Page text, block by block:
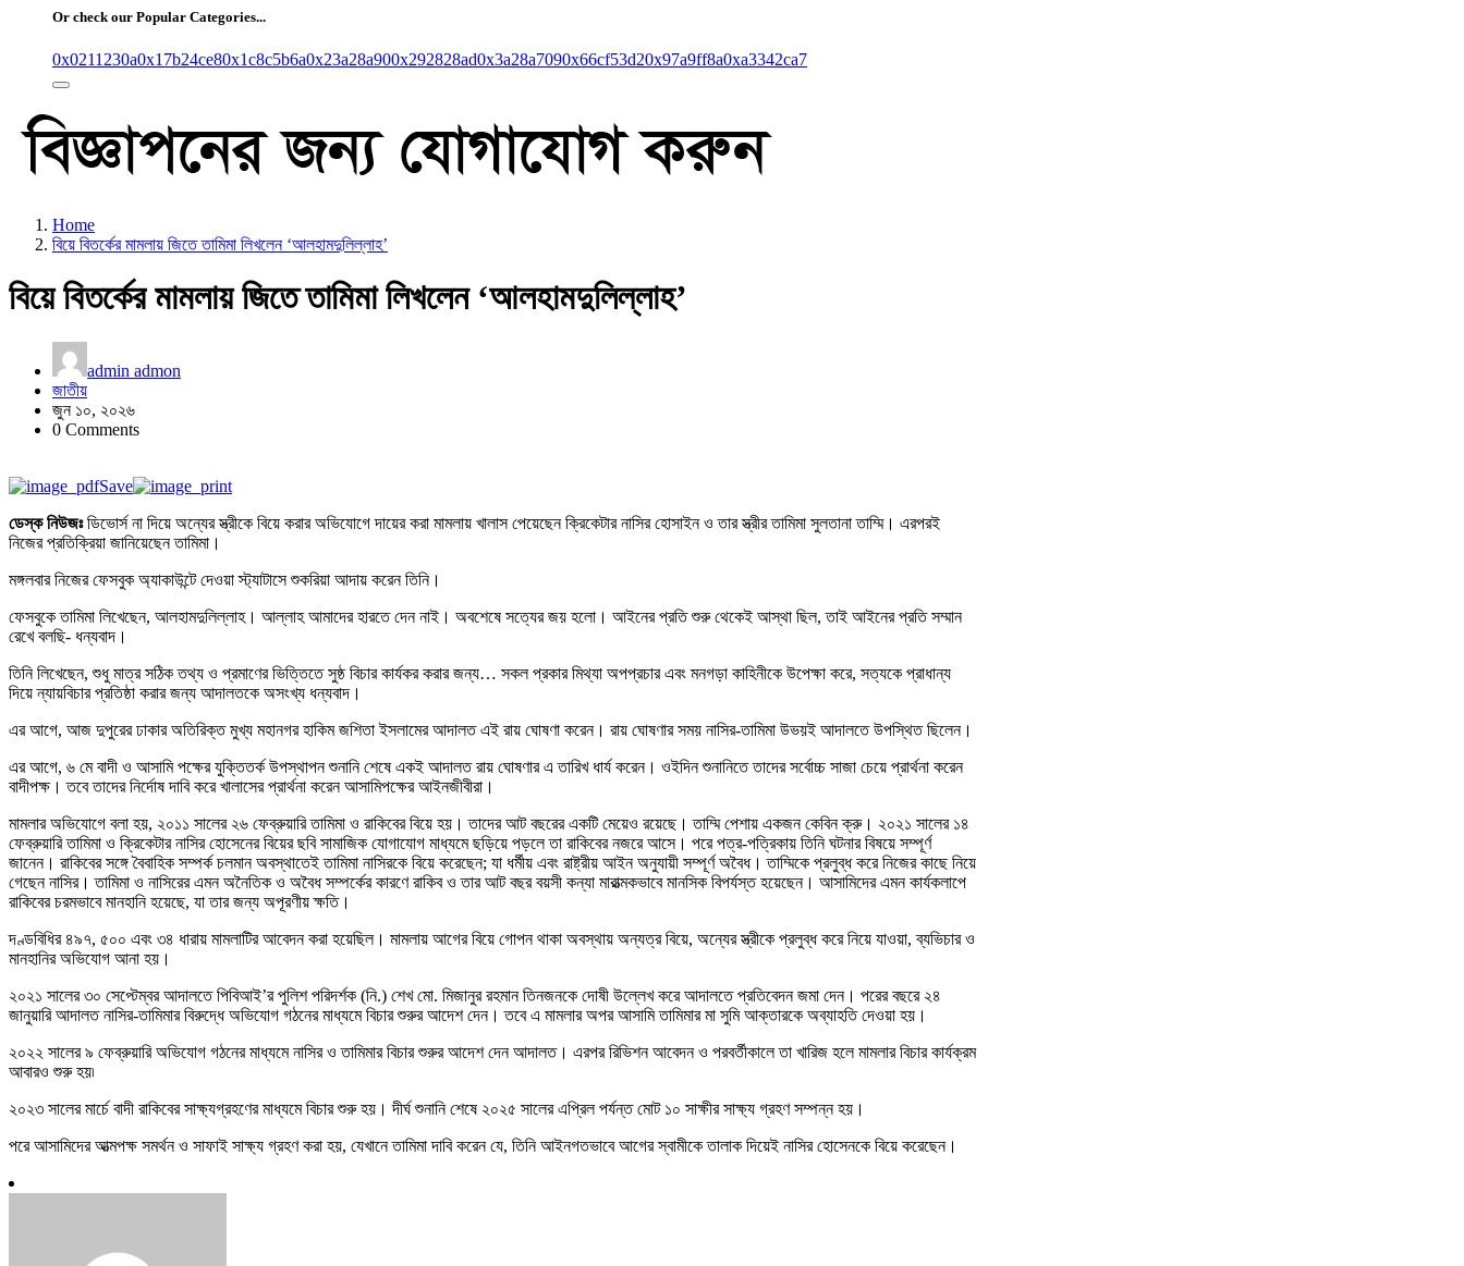
Or check our Popular Categories...
0x0211230a0x17b24ce80x1c8c5b6a0x23a28a900x292828ad0x3a28a7090x66cf53d20x97a9ff8a0xa3342ca7
Home
বিয়ে বিতর্কের মামলায় জিতে তামিমা লিখলেন ‘আলহামদুলিল্লাহ’
বিয়ে বিতর্কের মামলায় জিতে তামিমা লিখলেন ‘আলহামদুলিল্লাহ’
admin admon
জাতীয়
জুন ১০, ২০২৬
0 Comments
Save
ডেস্ক নিউজঃডিভোর্স না দিয়ে অন্যের স্ত্রীকে বিয়ে করার অভিযোগে দায়ের করা মামলায় খালাস পেয়েছেন ক্রিকেটার নাসির হোসাইন ও তার স্ত্রীর তামিমা সুলতানা তাম্মি। এরপরই
নিজের প্রতিক্রিয়া জানিয়েছেন তামিমা।
মঙ্গলবার নিজের ফেসবুক অ্যাকাউন্টে দেওয়া স্ট্যাটাসে শুকরিয়া আদায় করেন তিনি।
ফেসবুকে তামিমা লিখেছেন, আলহামদুলিল্লাহ। আল্লাহ আমাদের হারতে দেন নাই। অবশেষে সত্যের জয় হলো। আইনের প্রতি শুরু থেকেই আস্থা ছিল, তাই আইনের প্রতি সম্মান
রেখে বলছি- ধন্যবাদ।
তিনি লিখেছেন, শুধু মাত্র সঠিক তথ্য ও প্রমাণের ভিত্তিতে সুষ্ঠ বিচার কার্যকর করার জন্য… সকল প্রকার মিথ্যা অপপ্রচার এবং মনগড়া কাহিনীকে উপেক্ষা করে, সত্যকে প্রাধান্য
দিয়ে ন্যায়বিচার প্রতিষ্ঠা করার জন্য আদালতকে অসংখ্য ধন্যবাদ।
এর আগে, আজ দুপুরের ঢাকার অতিরিক্ত মুখ্য মহানগর হাকিম জশিতা ইসলামের আদালত এই রায় ঘোষণা করেন। রায় ঘোষণার সময় নাসির-তামিমা উভয়ই আদালতে উপস্থিত ছিলেন।
এর আগে, ৬ মে বাদী ও আসামি পক্ষের যুক্তিতর্ক উপস্থাপন শুনানি শেষে একই আদালত রায় ঘোষণার এ তারিখ ধার্য করেন। ওইদিন শুনানিতে তাদের সর্বোচ্চ সাজা চেয়ে প্রার্থনা করেন
বাদীপক্ষ। তবে তাদের নির্দোষ দাবি করে খালাসের প্রার্থনা করেন আসামিপক্ষের আইনজীবীরা।
মামলার অভিযোগে বলা হয়, ২০১১ সালের ২৬ ফেব্রুয়ারি তামিমা ও রাকিবের বিয়ে হয়। তাদের আট বছরের একটি মেয়েও রয়েছে। তাম্মি পেশায় একজন কেবিন ক্রু। ২০২১ সালের ১৪
ফেব্রুয়ারি তামিমা ও ক্রিকেটার নাসির হোসেনের বিয়ের ছবি সামাজিক যোগাযোগ মাধ্যমে ছড়িয়ে পড়লে তা রাকিবের নজরে আসে। পরে পত্র-পত্রিকায় তিনি ঘটনার বিষয়ে সম্পূর্ণ
জানেন। রাকিবের সঙ্গে বৈবাহিক সম্পর্ক চলমান অবস্থাতেই তামিমা নাসিরকে বিয়ে করেছেন; যা ধর্মীয় এবং রাষ্ট্রীয় আইন অনুযায়ী সম্পূর্ণ অবৈধ। তাম্মিকে প্রলুব্ধ করে নিজের কাছে নিয়ে
গেছেন নাসির। তামিমা ও নাসিরের এমন অনৈতিক ও অবৈধ সম্পর্কের কারণে রাকিব ও তার আট বছর বয়সী কন্যা মারাত্মকভাবে মানসিক বিপর্যস্ত হয়েছেন। আসামিদের এমন কার্যকলাপে
রাকিবের চরমভাবে মানহানি হয়েছে, যা তার জন্য অপূরণীয় ক্ষতি।
দণ্ডবিধির ৪৯৭, ৫০০ এবং ৩৪ ধারায় মামলাটির আবেদন করা হয়েছিল। মামলায় আগের বিয়ে গোপন থাকা অবস্থায় অন্যত্র বিয়ে, অন্যের স্ত্রীকে প্রলুব্ধ করে নিয়ে যাওয়া, ব্যভিচার ও
মানহানির অভিযোগ আনা হয়।
২০২১ সালের ৩০ সেপ্টেম্বর আদালতে পিবিআই’র পুলিশ পরিদর্শক (নি.) শেখ মো. মিজানুর রহমান তিনজনকে দোষী উল্লেখ করে আদালতে প্রতিবেদন জমা দেন। পরের বছরে ২৪
জানুয়ারি আদালত নাসির-তামিমার বিরুদ্ধে অভিযোগ গঠনের মাধ্যমে বিচার শুরুর আদেশ দেন। তবে এ মামলার অপর আসামি তামিমার মা সুমি আক্তারকে অব্যাহতি দেওয়া হয়।
২০২২ সালের ৯ ফেব্রুয়ারি অভিযোগ গঠনের মাধ্যমে নাসির ও তামিমার বিচার শুরুর আদেশ দেন আদালত। এরপর রিভিশন আবেদন ও পরবর্তীকালে তা খারিজ হলে মামলার বিচার কার্যক্রম
আবারও শুরু হয়৷
২০২৩ সালের মার্চে বাদী রাকিবের সাক্ষ্যগ্রহণের মাধ্যমে বিচার শুরু হয়। দীর্ঘ শুনানি শেষে ২০২৫ সালের এপ্রিল পর্যন্ত মোট ১০ সাক্ষীর সাক্ষ্য গ্রহণ সম্পন্ন হয়।
পরে আসামিদের আত্মপক্ষ সমর্থন ও সাফাই সাক্ষ্য গ্রহণ করা হয়, যেখানে তামিমা দাবি করেন যে, তিনি আইনগতভাবে আগের স্বামীকে তালাক দিয়েই নাসির হোসেনকে বিয়ে করেছেন।